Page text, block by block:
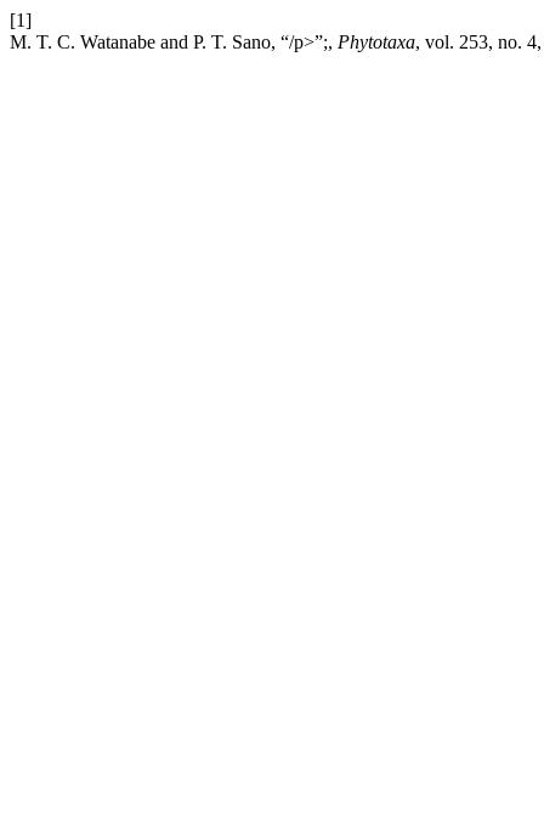
[1]
M. T. C. Watanabe and P. T. Sano, “/p>”;, Phytotaxa, vol. 253, no.